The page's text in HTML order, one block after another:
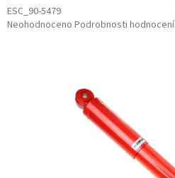
ESC_90-5479
Průměrné
Neohodnoceno Podrobnosti hodnocení